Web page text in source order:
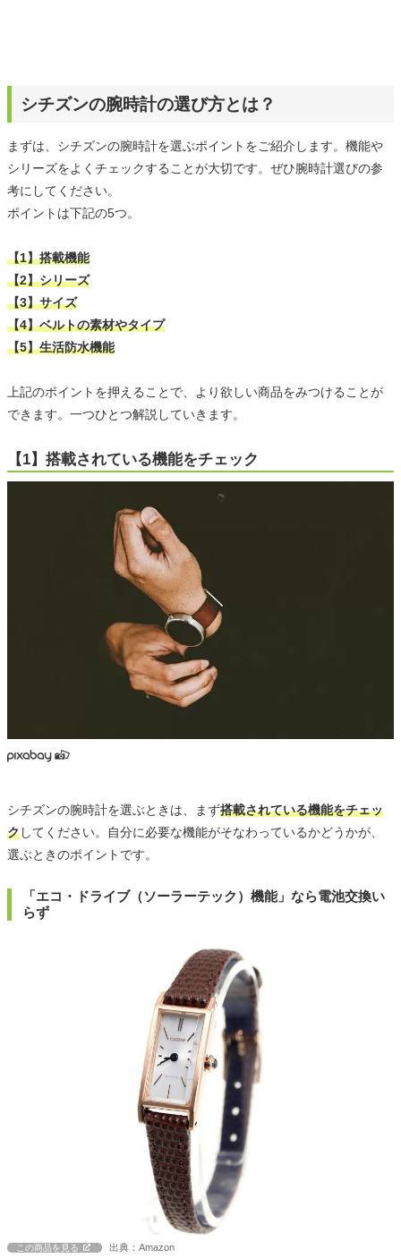
シチズンの腕時計の選び方とは？
まずは、シチズンの腕時計を選ぶポイントをご紹介します。機能や
シリーズをよくチェックすることが大切です。ぜひ腕時計選びの参
考にしてください。
ポイントは下記の5つ。
【1】搭載機能
【2】シリーズ
【3】サイズ
【4】ベルトの素材やタイプ
【5】生活防水機能
上記のポイントを押えることで、より欲しい商品をみつけることが
できます。一つひとつ解説していきます。
【1】搭載されている機能をチェック
シチズンの腕時計を選ぶときは、まず搭載されている機能をチェッ
クしてください。自分に必要な機能がそなわっているかどうかが、
選ぶときのポイントです。
「エコ・ドライブ（ソーラーテック）機能」なら電池交換い
らず
この商品を見る 出典：Amazon